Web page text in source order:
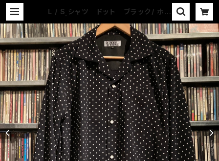
L / S シャツ ドット ブラック/ ホワ
STORE